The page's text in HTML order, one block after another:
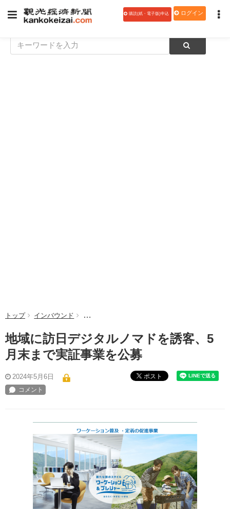
購読(紙・電子版)申込 ログイン
トップ インバウンド 地域に訪日デジタルノマドを誘客、5月末まで実
地域に訪日デジタルノマドを誘客、5
月末まで実証事業を公募
2024年5月6日 ポスト